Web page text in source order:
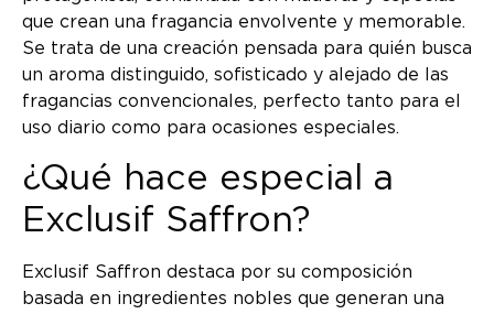
que crean una fragancia envolvente y memorable.
Se trata de una creación pensada para quién busca
un aroma distinguido, sofisticado y alejado de las
fragancias convencionales, perfecto tanto para el
uso diario como para ocasiones especiales.
¿Qué hace especial a
Exclusif Saffron?
Exclusif Saffron destaca por su composición
basada en ingredientes nobles que generan una